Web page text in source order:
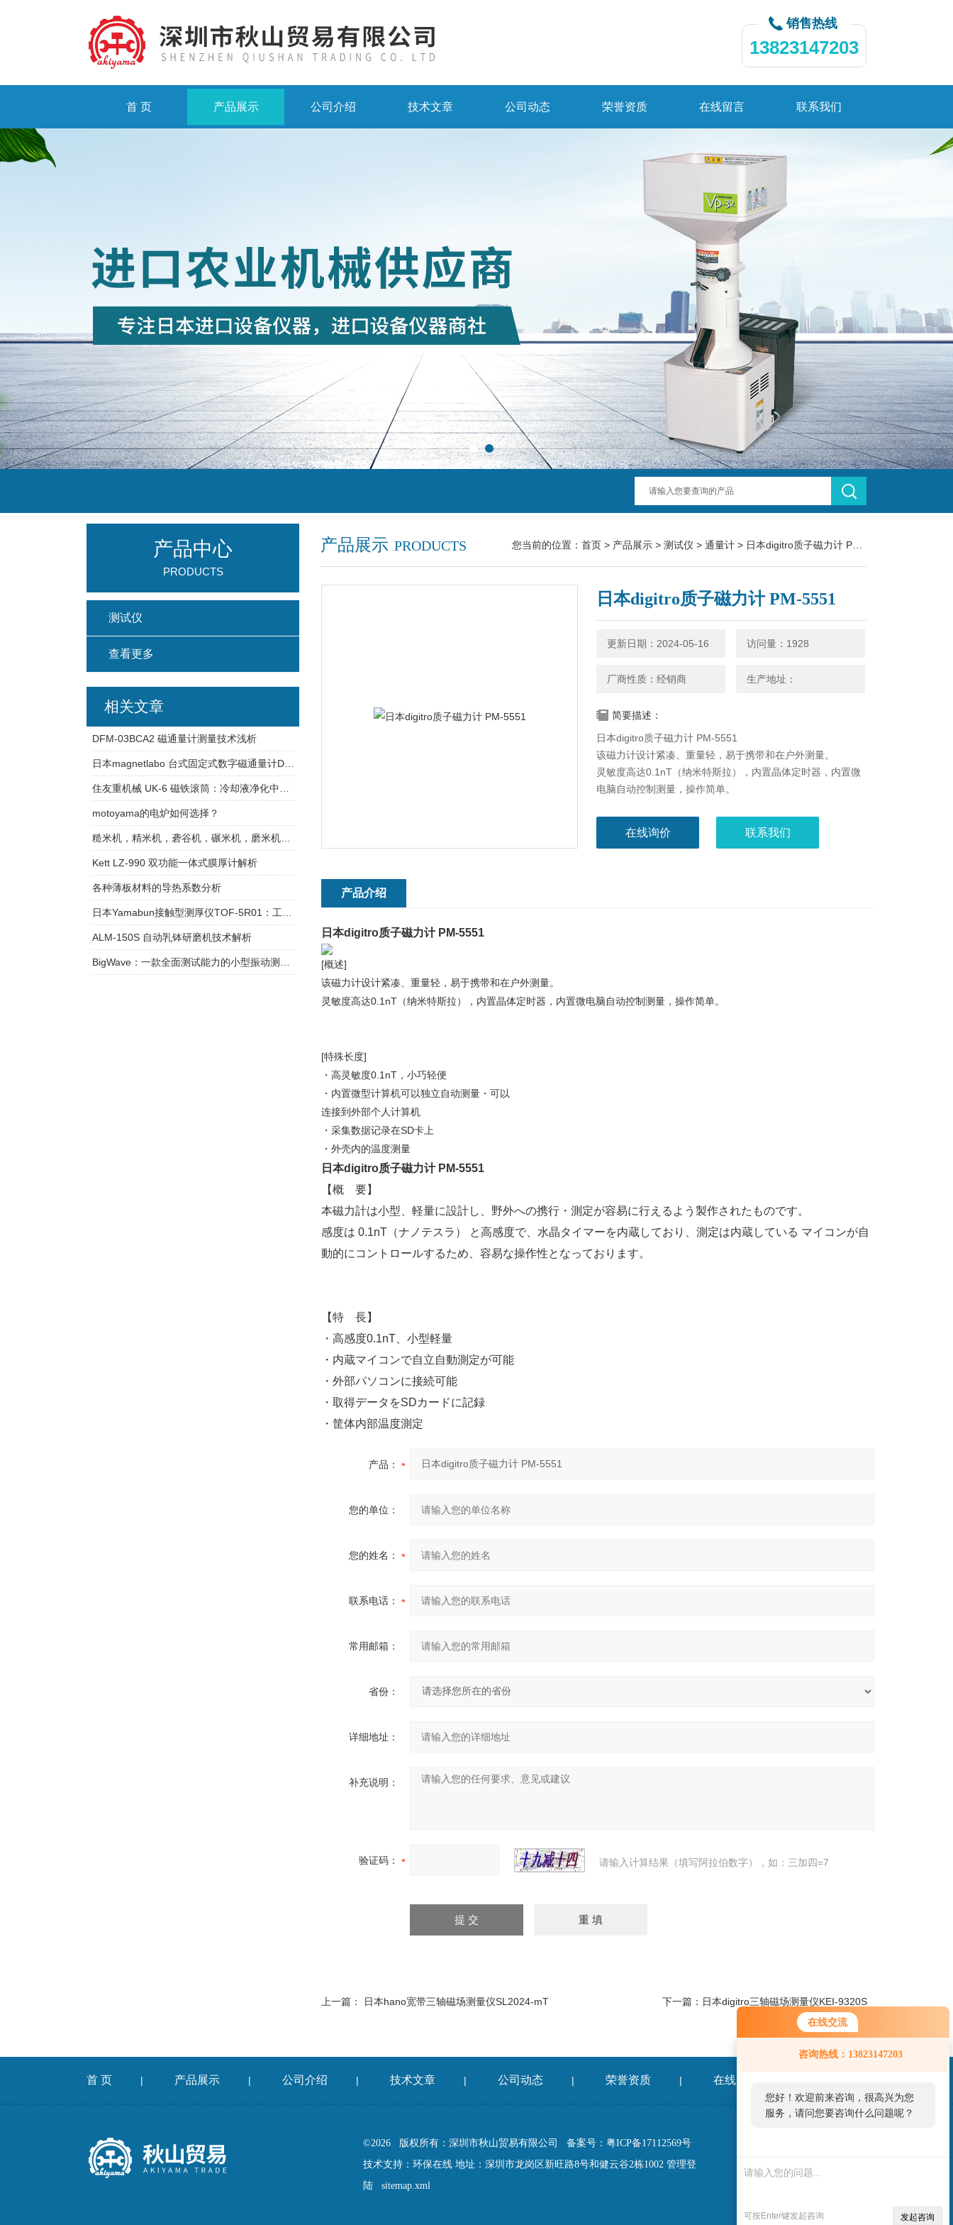
在线交流
咨询热线：13823147203
您好！欢迎前来咨询，很高兴为您
服务，请问您要咨询什么问题呢？
了需求产品，您可以直接在线与我
联系！
可按Enter键发起咨询 发起咨询
销售热线
13823147203
首 页 产品展示 公司介绍 技术文章 公司动态 荣誉资质 在线留言 联系我们
产品展示 PRODUCTS 您当前的位置： 首页 > 产品展示 > 测试仪 > 通量计 > 日本digitro质子磁力计 PM-5551
日本digitro质子磁力计 PM-5551
更新日期：2024-05-16 访问量：1928
厂商性质：经销商 生产地址：
简要描述：
日本digitro质子磁力计 PM-5551
该磁力计设计紧凑、重量轻，易于携带和在户外测量。
灵敏度高达0.1nT（纳米特斯拉），内置晶体定时器，内置微
电脑自动控制测量，操作简单。
在线询价 联系我们
产品介绍
日本digitro质子磁力计 PM-5551
[概述]
该磁力计设计紧凑、重量轻，易于携带和在户外测量。
灵敏度高达0.1nT（纳米特斯拉），内置晶体定时器，内置微电脑自动控制测量，操作简单。
[特殊长度]
・高灵敏度0.1nT，小巧轻便
・内置微型计算机可以独立自动测量・可以
连接到外部个人计算机
・采集数据记录在SD卡上
・外壳内的温度测量
日本digitro质子磁力计 PM-5551
【概 要】
本磁力計は小型、軽量に設計し、野外への携行・測定が容易に行えるよう製作されたものです。
感度は 0.1nT（ナノテスラ） と高感度で、水晶タイマーを内蔵しており、測定は内蔵している マイコンが自
動的にコントロールするため、容易な操作性となっております。
【特 長】
・高感度0.1nT、小型軽量
・内蔵マイコンで自立自動測定が可能
・外部パソコンに接続可能
・取得データをSDカードに記録
・筐体内部温度測定
产品：
您的单位：
您的姓名：
联系电话：
常用邮箱：
省份：
详细地址：
补充说明：
验证码： 请输入计算结果（填写阿拉伯数字），如：三加四=7
上一篇： 日本hano宽带三轴磁场测量仪SL2024-mT 下一篇： 日本digitro三轴磁场测量仪KEI-9320S
产品中心
PRODUCTS
测试仪
查看更多
相关文章
DFM‑03BCA2 磁通量计测量技术浅析
日本magnetlabo 台式固定式数字磁通量计DFM-5WH
motoyama的电炉如何选择？
糙米机，精米机，砻谷机，碾米机，磨米机使用方法
Kett LZ-990 双功能一体式膜厚计解析
各种薄板材料的导热系数分析
ALM-150S 自动乳钵研磨机技术解析
首 页 | 产品展示 | 公司介绍 | 技术文章 | 公司动态 | 荣誉资质 | 在线留言
©2026 版权所有：深圳市秋山贸易有限公司 备案号：粤ICP备17112569号
技术支持： 环保在线 地址：深圳市龙岗区新旺路8号和健云谷2栋1002 管理登
陆
sitemap.xml
微信二维码